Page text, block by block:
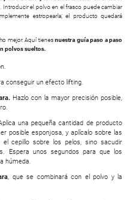
el polvo en el frasco puede cambiar
estropearla; el producto quedará
mejor. Aquí tienesnuestra guía paso a paso
polvos sueltos.
conseguir un efecto lifting.
Hazlo con la mayor precisión posible,
una pequeña cantidad de producto
posible esponjosa, y aplícalo sobre las
cepillo sobre los pelos, sino sacudir
Espera unos segundos para que los
húmeda.
, que se combinará con el polvo y la